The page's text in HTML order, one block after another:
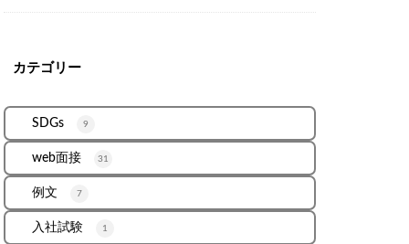
カテゴリー
SDGs 9
web面接 31
例文 7
入社試験 1